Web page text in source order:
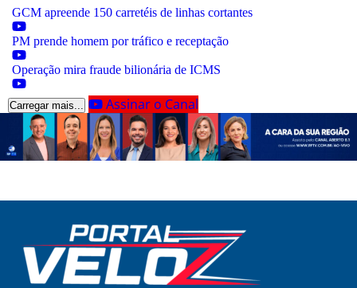
GCM apreende 150 carretéis de linhas cortantes
PM prende homem por tráfico e receptação
Operação mira fraude bilionária de ICMS
Carregar mais... Assinar o Canal